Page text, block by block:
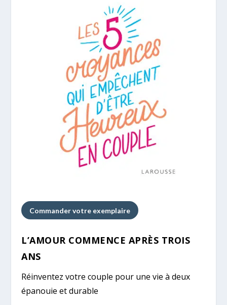
Commander votre exemplaire
L’AMOUR COMMENCE APRÈS TROIS
ANS
Réinventez votre couple pour une vie à deux
épanouie et durable